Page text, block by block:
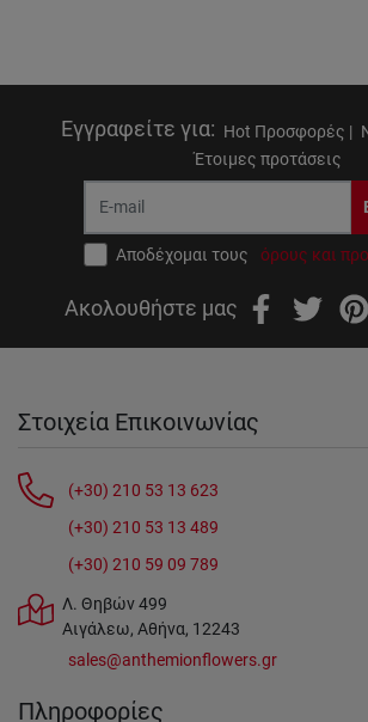
Εγγραφείτε για: Hot Προσφορές |
Έτοιμες προτάσεις
Αποδέχομαι τους όρους και
Ακολουθήστε μας
Στοιχεία Επικοινωνίας
(+30) 210 53 13 623
(+30) 210 53 13 489
(+30) 210 59 09 789
Λ. Θηβών 499
Αιγάλεω, Αθήνα, 12243
sales@anthemionflowers.gr
Πληροφορίες